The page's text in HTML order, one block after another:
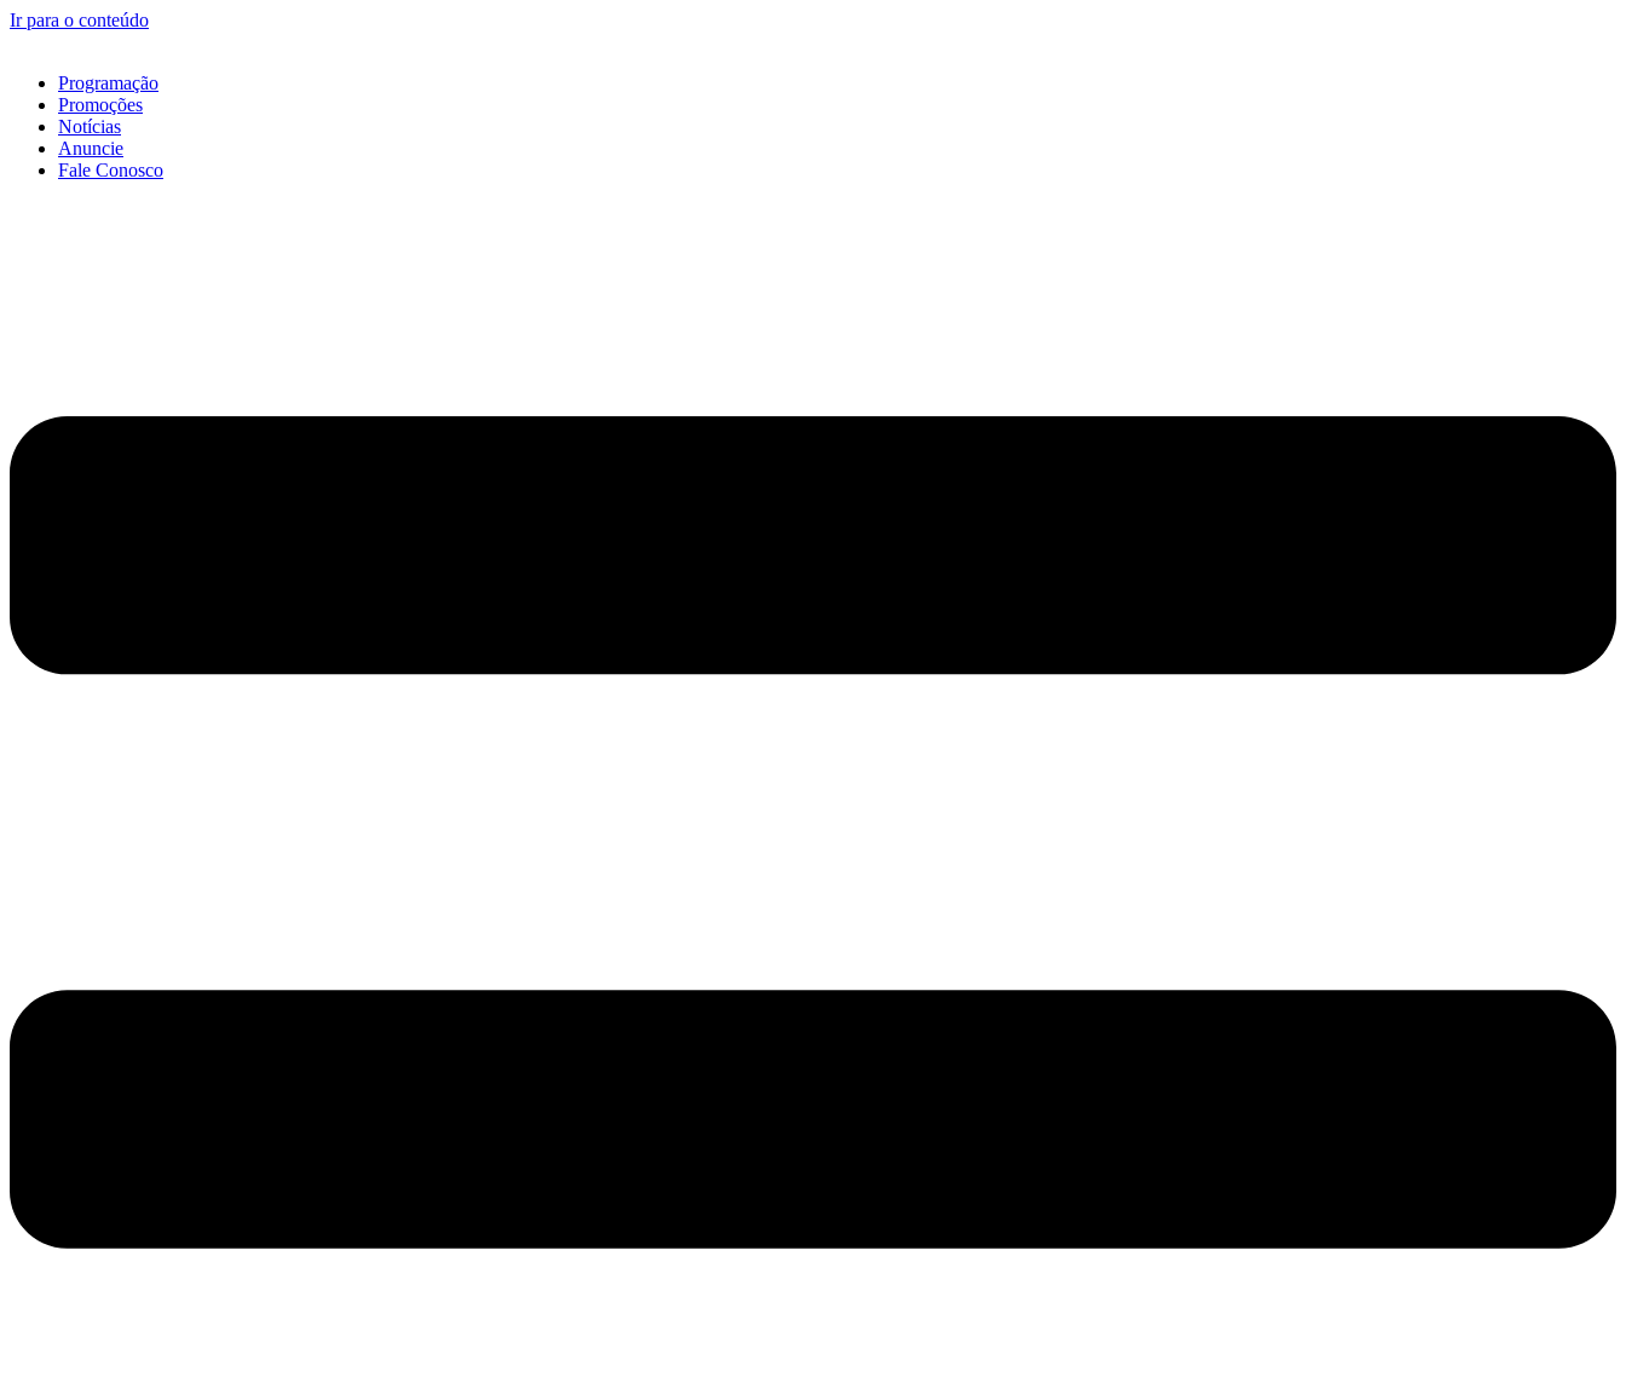
Ir para o conteúdo
Programação
Promoções
Notícias
Anuncie
Fale Conosco